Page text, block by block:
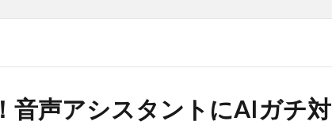
音声アシスタントにAIガチ対